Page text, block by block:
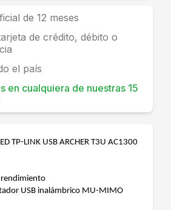
de 12 meses
de crédito, débito o
el país
en cualquiera de nuestras 15
TP-LINK USB ARCHER T3U AC1300
rendimiento
USB inalámbrico MU-MIMO